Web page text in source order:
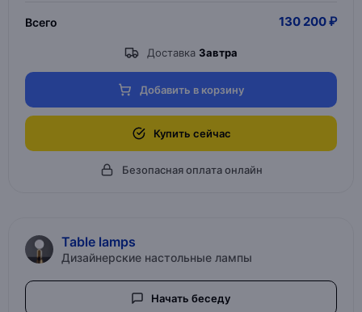
Всего 130 200 ₽
Доставка Завтра
Добавить в корзину
Купить сейчас
Безопасная оплата онлайн
Table lamps
Дизайнерские настольные лампы
Начать беседу